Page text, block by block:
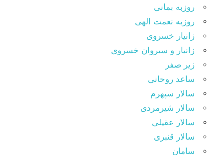
روزبه بمانی
روزبه نعمت الهی
زانیار خسروی
زانیار و سیروان خسروی
زیر صفر
ساعد روحانی
سالار سپهرم
سالار شیرمردی
سالار عقیلی
سالار قنبری
سامان